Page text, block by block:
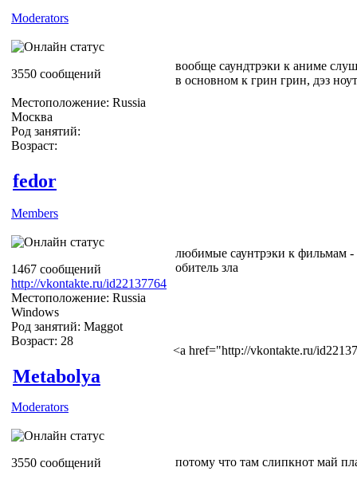
Moderators
3550 сообщений
Местоположение: Russia
Москва
Род занятий:
Возраст:
вообще саундтрэки к аниме
в основном к грин грин, дэз
fedor
Members
1467 сообщений
http://vkontakte.ru/id22137764
Местоположение: Russia
Windows
Род занятий: Maggot
Возраст: 28
любимые саунтрэки к фильмам -
обитель зла
<a href="http://vkontakte.ru/
Metabolya
Moderators
3550 сообщений потому что там слипкнот май